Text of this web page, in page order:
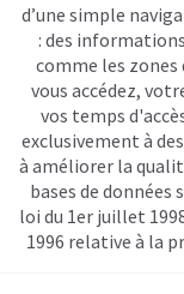
d’une simple
: des
comme les zones
vous accédez,
vos temps
exclusivement à
à améliorer la
bases de
loi du 1er juillet
1996 relative à la